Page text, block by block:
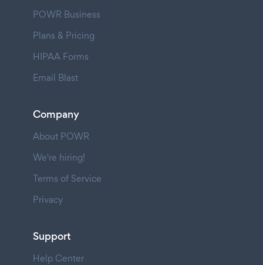
POWR Business
Plans & Pricing
HIPAA Forms
Email Blast
Company
About POWR
We're hiring!
Terms of Service
Privacy
Support
Help Center